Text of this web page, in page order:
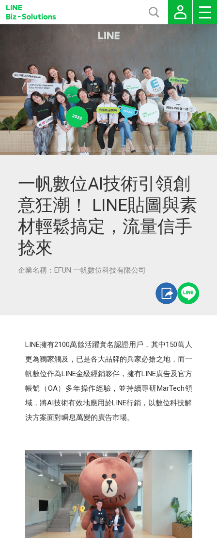
一帆數位AI技術引領創
意狂潮！ LINE貼圖與素
材輕鬆搞定，流量信手
捻來
企業名稱：EFUN 一帆數位科技有限公司
LINE擁有2100萬餘活躍實名認證用戶，其中150萬人
更為獨家觸及，已是各大品牌的兵家必搶之地，而一
帆數位作為LINE金級經銷夥伴，擁有LINE廣告及官方
帳號（OA）多年操作經驗，並持續專研MarTech領
域，將AI技術有效地應用於LINE行銷，以數位科技解
決方案面對瞬息萬變的廣告市場。